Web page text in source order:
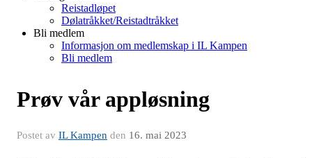
Reistadløpet
Dølatråkket/Reistadtråkket
Bli medlem
Informasjon om medlemskap i IL Kampen
Bli medlem
Prøv vår appløsning
Postet av IL Kampen den 16. mai 2023